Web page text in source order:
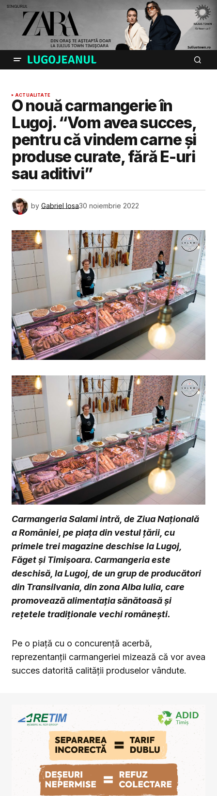
ACTUALITATE
O nouă carmangerie în
Lugoj. “Vom avea succes,
pentru că vindem carne și
produse curate, fără E-uri
sau aditivi”
by Gabriel Iosa30 noiembrie 2022
Carmangeria Salami intră, de Ziua Națională
a României, pe piața din vestul țării, cu
primele trei magazine deschise la Lugoj,
Făget și Timișoara. Carmangeria este
deschisă, la Lugoj, de un grup de producători
din Transilvania, din zona Alba Iulia, care
promovează alimentația sănătoasă și
rețetele tradiționale vechi românești.
Pe o piață cu o concurență acerbă,
reprezentanții carmangeriei mizează că vor avea
succes datorită calității produselor vândute.